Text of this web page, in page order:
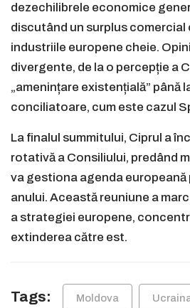
dezechilibrele economice
discutând un surplus comercial
industriile europene cheie.
divergente, de la o percepție a
„amenințare existențială” până
conciliatoare, cum este cazul
La finalul summitului, Ciprul a
rotativă a Consiliului, predând
va gestiona agenda europeană
anului. Această reuniune a
a strategiei europene,
extinderea către est.
Tags: Moldova